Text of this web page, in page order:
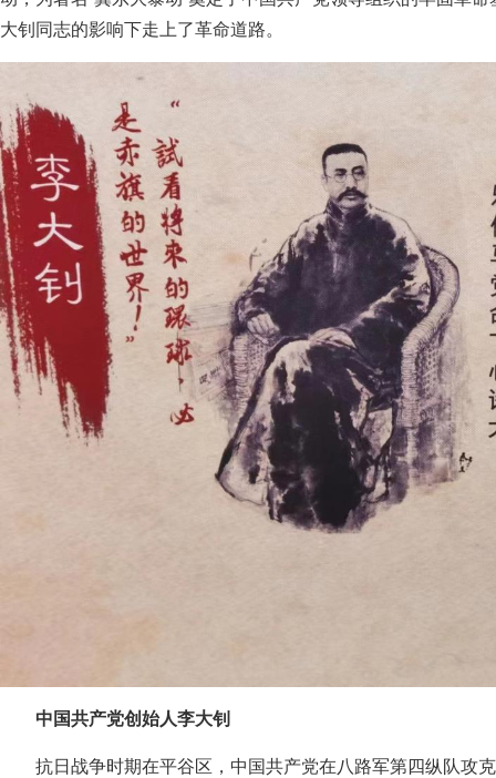
大钊同志的影响下走上了革命道路。
中国共产党创始人李大钊
抗日战争时期在平谷区，中国共产党在八路军第四纵队攻